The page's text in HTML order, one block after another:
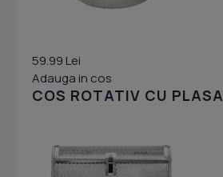
59.99 Lei
Adauga in cos
COS ROTATIV CU PLASA